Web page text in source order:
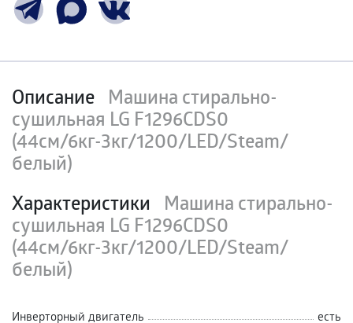
Описание Машина стирально-
сушильная LG F1296CDS0
(44см/6кг-3кг/1200/LED/Steam/
белый)
Характеристики
Машина стирально-
сушильная LG F1296CDS0
(44см/6кг-3кг/1200/LED/Steam/
белый)
Инверторный двигатель
есть